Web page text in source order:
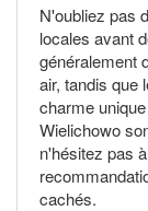
N'oubliez pas
locales avant
généralement
air, tandis que
charme
Wielichowo
n'hésitez pas
cachés.